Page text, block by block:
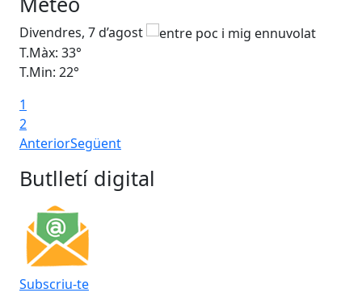
Divendres, 7 d’agost
T.Màx: 33°
T.Min: 22°
1
2
AnteriorSegüent
Butlletí digital
Subscriu-te